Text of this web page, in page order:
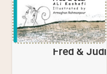
Fred & Judi